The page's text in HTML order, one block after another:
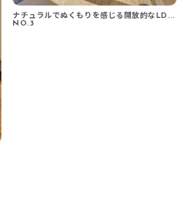
ナチュラルでぬくもりを感じる開放的なLD...
NO.3